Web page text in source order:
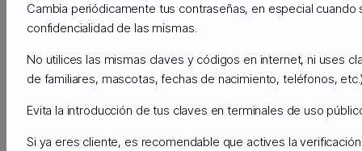
MOODLE,
Slider All
Cambia periódicamente tus contraseñas, en especial
confidencialidad de las mismas.
No utilices las mismas claves y códigos en internet, ni uses
de familiares, mascotas, fechas de nacimiento, teléfonos,
Evita la introducción de tus claves en terminales de uso
Si ya eres cliente, es recomendable que actives la